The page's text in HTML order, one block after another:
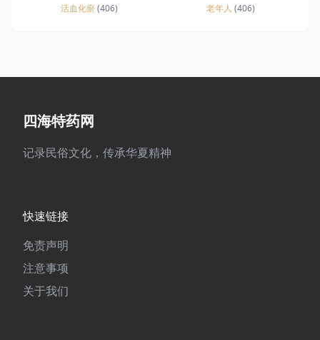
活血化瘀(406) 老年人 (406)
四海特药网
记录民俗文化，传承华夏精神
快速链接
免责声明
注意事项
关于我们